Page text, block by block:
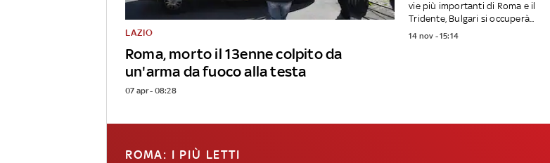
Roma, morto il 13enne colpito da
un'arma da fuoco alla testa
LAZIO
07 apr - 08:28
vie più importanti di Roma e il
Tridente, Bulgari si occuperà...
14 nov - 15:14
ROMA: I PIÙ LETTI